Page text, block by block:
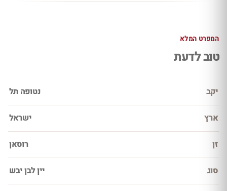
המפרט המלא
טוב לדעת
יקב נטופה תל
ארץ ישראל
זן רוסאן
סוג יין לבן יבש